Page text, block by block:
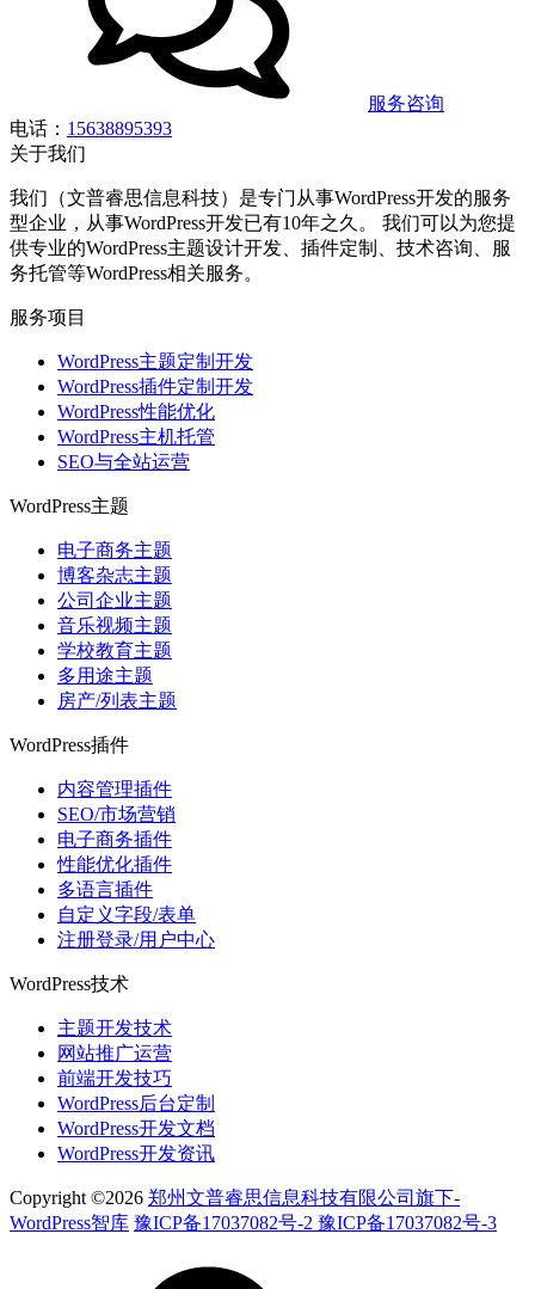
服务咨询
电话： 15638895393
关于我们
我们（文普睿思信息科技）是专门从事WordPress开发的服务
型企业，从事WordPress开发已有10年之久。 我们可以为您提
供专业的WordPress主题设计开发、插件定制、技术咨询、服
务托管等WordPress相关服务。
服务项目
WordPress主题定制开发
WordPress插件定制开发
WordPress性能优化
WordPress主机托管
SEO与全站运营
WordPress主题
电子商务主题
博客杂志主题
公司企业主题
音乐视频主题
学校教育主题
多用途主题
房产/列表主题
WordPress插件
内容管理插件
SEO/市场营销
电子商务插件
性能优化插件
多语言插件
自定义字段/表单
注册登录/用户中心
WordPress技术
主题开发技术
网站推广运营
前端开发技巧
WordPress后台定制
WordPress开发文档
WordPress开发资讯
Copyright ©2026 郑州文普睿思信息科技有限公司旗下-
WordPress智库 豫ICP备17037082号-2 豫ICP备17037082号-3